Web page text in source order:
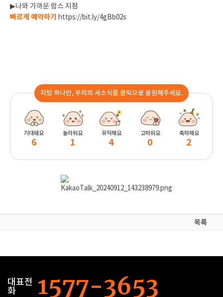
▶나와 가까운 람스 지점
빠르게 예약하기 https://bit.ly/4gBb02s
지방 하나만, 우리의 새소식을 클릭으로 응원해주세요.
기대돼요
6
놀라워요
1
유익해요
4
고마워요
0
축하해요
2
목록
대표전
화